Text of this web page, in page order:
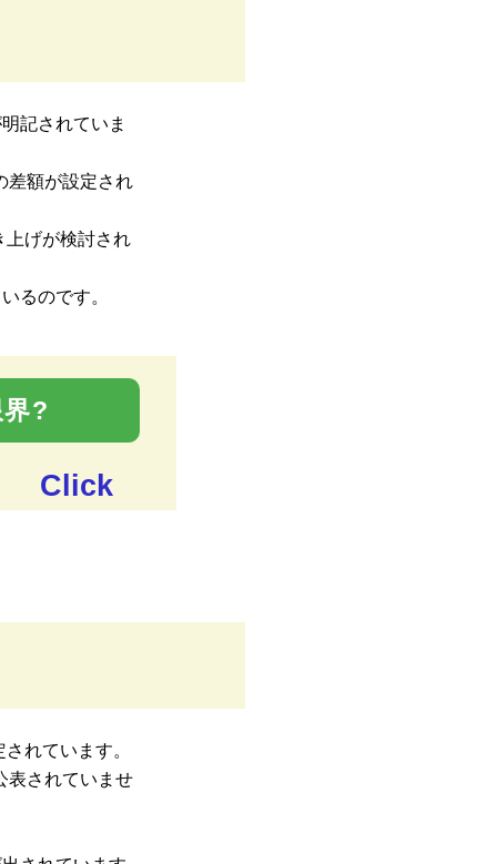
記されていま
差額が設定され
上げが検討され
るのです。
?
Click
れています。
表されていませ